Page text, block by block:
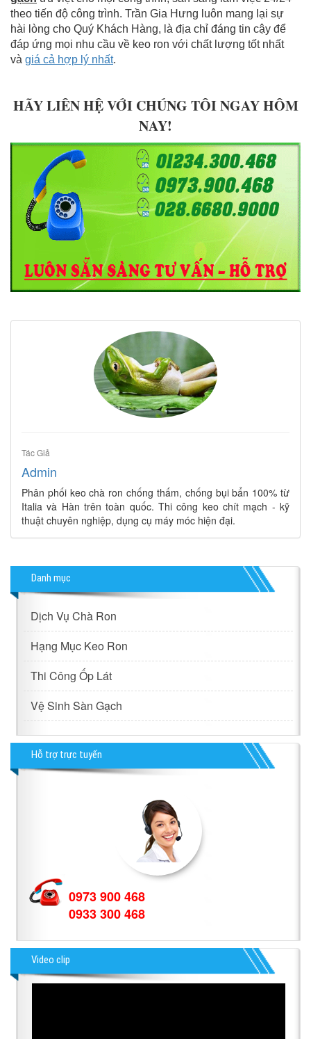
theo tiến độ công trình. Trần Gia Hưng luôn mang lại sự
hài lòng cho Quý Khách Hàng, là địa chỉ đáng tin cậy để
đáp ứng mọi nhu cầu về keo ron với chất lượng tốt nhất
và giá cả hợp lý nhất.
HÃY LIÊN HỆ VỚI CHÚNG TÔI NGAY HÔM
NAY!
Tác Giả
Admin
Phân phối keo chà ron chống thấm, chống bụi bẩn 100% từ
Italia và Hàn trên toàn quốc. Thi công keo chít mạch - kỹ
thuật chuyên nghiệp, dụng cụ máy móc hiện đại.
Danh mục
Dịch Vụ Chà Ron
Hạng Mục Keo Ron
Thi Công Ốp Lát
Vệ Sinh Sàn Gạch
Hỗ trợ trực tuyến
0973 900 468
0933 300 468
Video clip